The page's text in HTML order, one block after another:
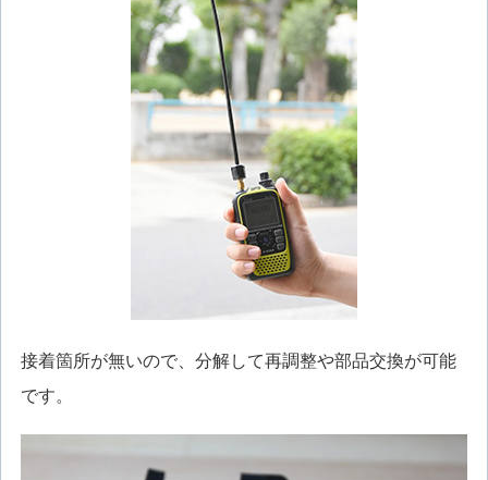
接着箇所が無いので、分解して再調整や部品交換が可能
です。